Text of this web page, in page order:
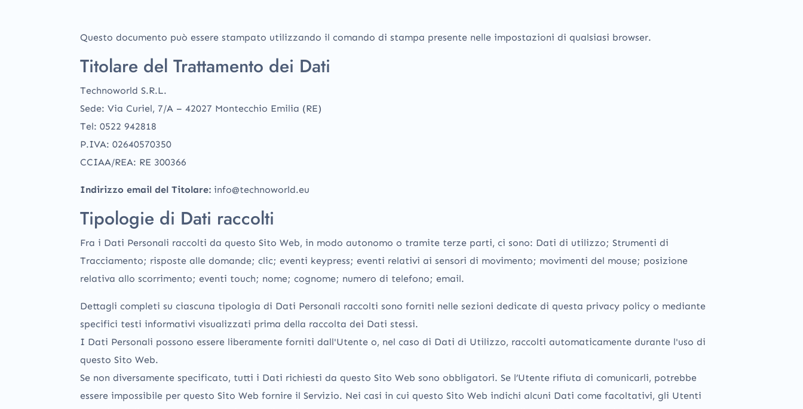
Questo documento può essere stampato utilizzando il comando di stampa presente nelle impostazioni di qualsiasi browser.
Titolare del Trattamento dei Dati
Technoworld S.R.L.
Sede: Via Curiel, 7/A – 42027 Montecchio Emilia (RE)
Tel: 0522 942818
P.IVA: 02640570350
CCIAA/REA: RE 300366
Indirizzo email del Titolare: info@technoworld.eu
Tipologie di Dati raccolti
Fra i Dati Personali raccolti da questo Sito Web, in modo autonomo o tramite terze parti, ci sono: Dati di utilizzo; Strumenti di
Tracciamento; risposte alle domande; clic; eventi keypress; eventi relativi ai sensori di movimento; movimenti del mouse; posizione
relativa allo scorrimento; eventi touch; nome; cognome; numero di telefono; email.
Dettagli completi su ciascuna tipologia di Dati Personali raccolti sono forniti nelle sezioni dedicate di questa privacy policy o mediante
specifici testi informativi visualizzati prima della raccolta dei Dati stessi.
I Dati Personali possono essere liberamente forniti dall'Utente o, nel caso di Dati di Utilizzo, raccolti automaticamente durante l'uso di
questo Sito Web.
Se non diversamente specificato, tutti i Dati richiesti da questo Sito Web sono obbligatori. Se l’Utente rifiuta di comunicarli, potrebbe
essere impossibile per questo Sito Web fornire il Servizio. Nei casi in cui questo Sito Web indichi alcuni Dati come facoltativi, gli Utenti